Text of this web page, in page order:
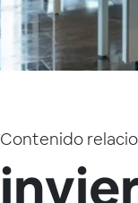
Contenido